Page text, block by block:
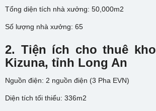
Tổng diện tích nhà xưởng: 50,000m2
Số lượng nhà xưởng: 65
2. Tiện ích cho thuê
Kizuna, tỉnh Long An
Nguồn điện: 2 nguồn điện (3 Pha EVN)
Diện tích tối thiểu: 336m2